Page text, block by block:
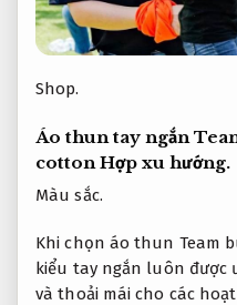
Shop.
Áo thun tay ngắn
cotton Hợp xu hướng.
Màu sắc.
Khi chọn áo thun Team
kiểu tay ngắn luôn
và thoải mái cho các